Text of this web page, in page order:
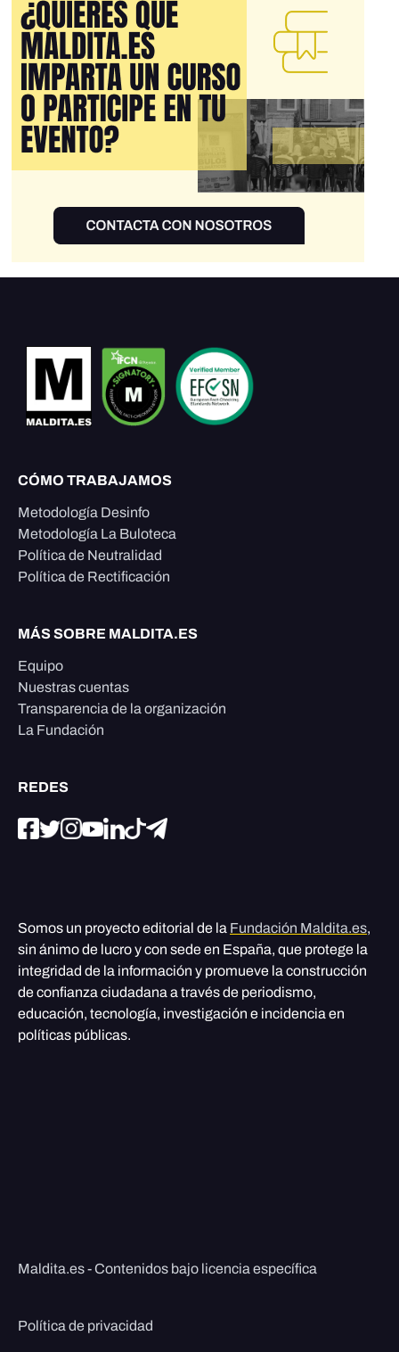
CÓMO TRABAJAMOS
Metodología Desinfo
Metodología La Buloteca
Política de Neutralidad
Política de Rectificación
MÁS SOBRE MALDITA.ES
Equipo
Nuestras cuentas
Transparencia de la organización
La Fundación
REDES
Somos un proyecto editorial de la Fundación Maldita.es,
sin ánimo de lucro y con sede en España, que protege la
integridad de la información y promueve la construcción
de confianza ciudadana a través de periodismo,
educación, tecnología, investigación e incidencia en
políticas públicas.
Maldita.es - Contenidos bajo licencia específica
Política de privacidad